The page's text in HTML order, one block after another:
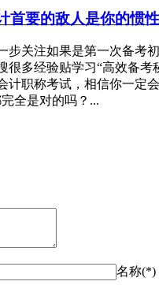
首要的敌人是你的惯
步关注如果是第一次备考
很多经验贴学习“高效备考
计职称考试，相信你一定
全是对的吗？...
名称(*)